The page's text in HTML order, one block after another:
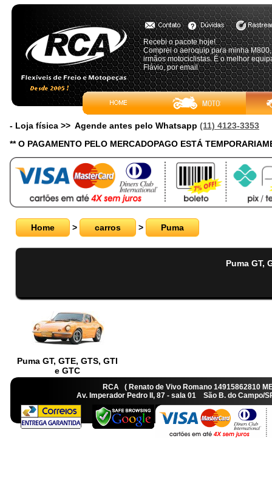
Recebi o pacote hoje!
Comprei o aeroquip para minha
irmãos motociclistas. É o melhor
Flávio, por email
- Loja física >> Agende antes pelo Whatsapp (11) 4123-3353
** O PAGAMENTO PELO MERCADOPAGO ESTÁ
Home > carros > Puma
Puma GT,
Puma GT, GTE, GTS, GTI
e GTC
RCA ( Renato de Vivo Romano
Av. Imperador Pedro II, 87 - sala 01 São B. do